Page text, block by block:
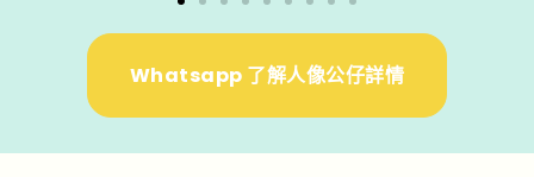
Whatsapp 了解人像公仔詳情